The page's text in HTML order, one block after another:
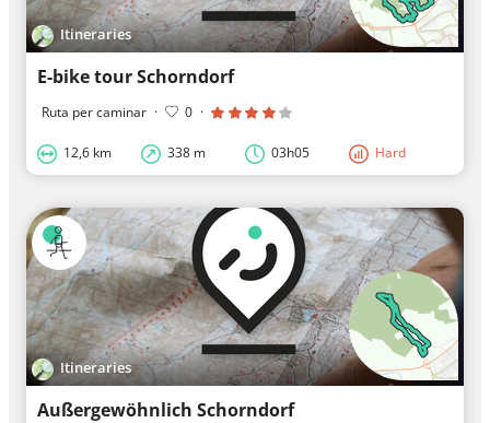
Itineraries
E-bike tour Schorndorf
Ruta per caminar · 0 ·
12,6 km 338 m 03h05 Hard
Itineraries
Außergewöhnlich Schorndorf